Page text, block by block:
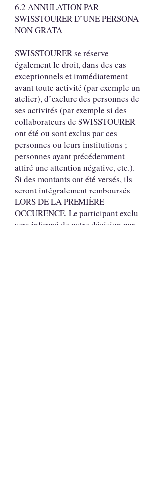
6.2 ANNULATION PAR
SWISSTOURER D’UNE PERSONA
NON GRATA
SWISSTOURER se réserve
également le droit, dans des cas
exceptionnels et immédiatement
avant toute activité (par exemple un
atelier), d’exclure des personnes de
ses activités (par exemple si des
collaborateurs de SWISSTOURER
ont été ou sont exclus par ces
personnes ou leurs institutions ;
personnes ayant précédemment
attiré une attention négative, etc.).
Si des montants ont été versés, ils
seront intégralement remboursés
LORS DE LA PREMIÈRE
OCCURENCE. Le participant exclu
sera informé de notre décision par